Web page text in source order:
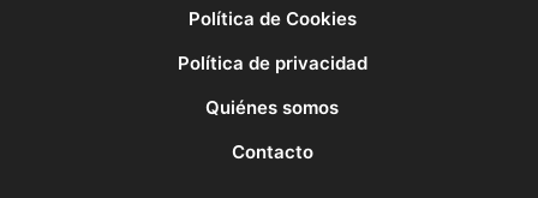
Política de Cookies
Política de privacidad
Quiénes somos
Contacto